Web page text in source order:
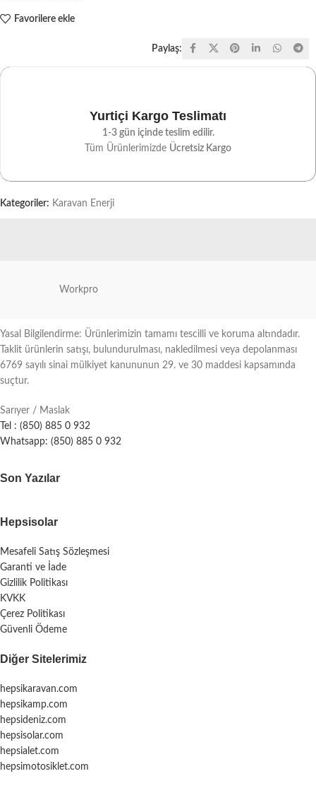
Favorilere ekle
Paylaş:
Yurtiçi Kargo Teslimatı
1-3 gün içinde teslim edilir.
Tüm Ürünlerimizde Ücretsiz Kargo
Kategoriler: Karavan Enerji
Workpro
Yasal Bilgilendirme: Ürünlerimizin tamamı tescilli ve koruma altındadır.
Taklit ürünlerin satışı, bulundurulması, nakledilmesi veya depolanması
6769 sayılı sinai mülkiyet kanununun 29. ve 30 maddesi kapsamında
suçtur.
Sarıyer / Maslak
Tel : (850) 885 0 932
Whatsapp: (850) 885 0 932
Son Yazılar
Hepsisolar
Mesafeli Satış Sözleşmesi
Garanti ve İade
Gizlilik Politikası
KVKK
Çerez Politikası
Güvenli Ödeme
Diğer Sitelerimiz
hepsikaravan.com
hepsikamp.com
hepsideniz.com
hepsisolar.com
hepsialet.com
hepsimotosiklet.com